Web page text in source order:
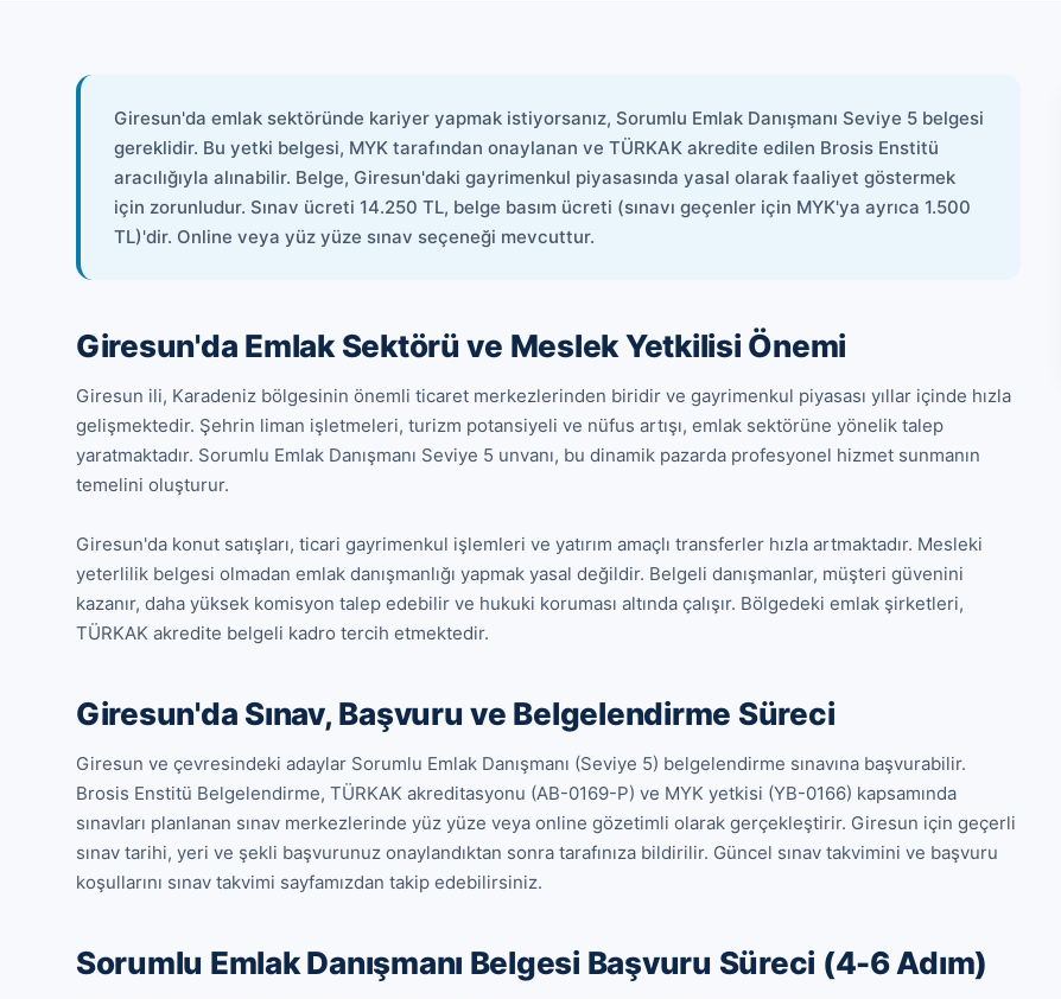
Giresun'da emlak sektöründe kariyer yapmak istiyorsanız, Sorumlu Emlak Danışmanı Seviye 5 belgesi
gereklidir. Bu yetki belgesi, MYK tarafından onaylanan ve TÜRKAK akredite edilen Brosis Enstitü
aracılığıyla alınabilir. Belge, Giresun'daki gayrimenkul piyasasında yasal olarak faaliyet göstermek
için zorunludur. Sınav ücreti 14.250 TL, belge basım ücreti (sınavı geçenler için MYK'ya ayrıca 1.500
TL)'dir. Online veya yüz yüze sınav seçeneği mevcuttur.
Giresun'da Emlak Sektörü ve Meslek Yetkilisi Önemi
Giresun ili, Karadeniz bölgesinin önemli ticaret merkezlerinden biridir ve gayrimenkul piyasası yıllar içinde hızla
gelişmektedir. Şehrin liman işletmeleri, turizm potansiyeli ve nüfus artışı, emlak sektörüne yönelik talep
yaratmaktadır. Sorumlu Emlak Danışmanı Seviye 5 unvanı, bu dinamik pazarda profesyonel hizmet sunmanın
temelini oluşturur.
Giresun'da konut satışları, ticari gayrimenkul işlemleri ve yatırım amaçlı transferler hızla artmaktadır. Mesleki
yeterlilik belgesi olmadan emlak danışmanlığı yapmak yasal değildir. Belgeli danışmanlar, müşteri güvenini
kazanır, daha yüksek komisyon talep edebilir ve hukuki koruması altında çalışır. Bölgedeki emlak şirketleri,
TÜRKAK akredite belgeli kadro tercih etmektedir.
Giresun'da Sınav, Başvuru ve Belgelendirme Süreci
Giresun ve çevresindeki adaylar Sorumlu Emlak Danışmanı (Seviye 5) belgelendirme sınavına başvurabilir.
Brosis Enstitü Belgelendirme, TÜRKAK akreditasyonu (AB-0169-P) ve MYK yetkisi (YB-0166) kapsamında
sınavları planlanan sınav merkezlerinde yüz yüze veya online gözetimli olarak gerçekleştirir. Giresun için geçerli
sınav tarihi, yeri ve şekli başvurunuz onaylandıktan sonra tarafınıza bildirilir. Güncel sınav takvimini ve başvuru
koşullarını sınav takvimi sayfamızdan takip edebilirsiniz.
Sorumlu Emlak Danışmanı Belgesi Başvuru Süreci (4-6 Adım)